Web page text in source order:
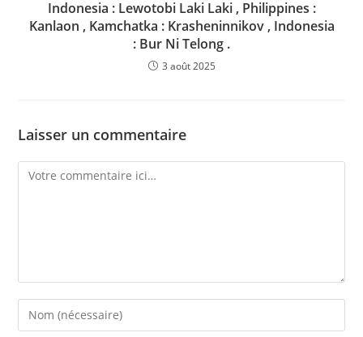
Indonesia : Lewotobi Laki Laki , Philippines :
Kanlaon , Kamchatka : Krasheninnikov , Indonesia
: Bur Ni Telong .
3 août 2025
Laisser un commentaire
Comment
Enter
your